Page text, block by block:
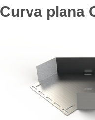
Curva plana